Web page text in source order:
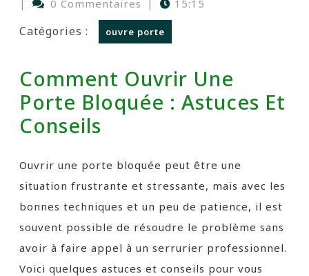
|
0 Commentaires | 15:15
Catégories : ouvre porte
Comment Ouvrir Une
Porte Bloquée : Astuces Et
Conseils
Ouvrir une porte bloquée peut être une
situation frustrante et stressante, mais avec les
bonnes techniques et un peu de patience, il est
souvent possible de résoudre le problème sans
avoir à faire appel à un serrurier professionnel.
Voici quelques astuces et conseils pour vous